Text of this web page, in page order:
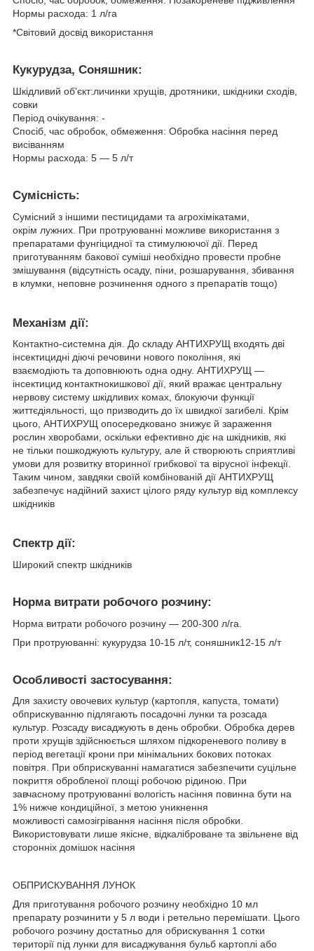
Нормы расхода: 1 л/га
*Свiтовий досвiд використання
Кукурудза, Соняшник:
Шкiдливий об'єкт:личинки хрущів, дротяники, шкідники сходів,
совки
Період очікування: -
Спосіб, час обробок, обмеження: Обробка насіння перед
висіванням
Нормы расхода: 5 — 5 л/т
Сумісність:
Сумісний з іншими пестицидами та агрохімікатами,
окрім лужних. При протруюванні можливе використання з
препаратами фунгіцидної та стимулюючої дії. Перед
приготуванням бакової суміші необхідно провести пробне
змішування (відсутність осаду, піни, розшарування, збивання
в клумки, неповне розчинення одного з препаратів тощо)
Механiзм дії:
Контактно-системна дія. До складу АНТИХРУЩ входять дві
інсектицидні діючі речовини нового покоління, які
взаємодіють та доповнюють одна одну. АНТИХРУЩ —
інсектицид контактнокишкової дії, який вражає центральну
нервову систему шкідливих комах, блокуючи функції
життєдіяльності, що призводить до їх швидкої загибелі. Крім
цього, АНТИХРУЩ опосередковано знижує й зараження
рослин хворобами, оскільки ефективно діє на шкідників, які
не тільки пошкоджують культуру, але й створюють сприятливі
умови для розвитку вторинної грибкової та вірусної інфекції.
Таким чином, завдяки своїй комбінованій дії АНТИХРУЩ
забезпечує надійний захист цілого ряду культур від комплексу
шкідників
Спектр дії:
Широкий спектр шкідників
Норма витрати робочого розчину:
Норма витрати робочого розчину — 200-300 л/га.
При протруюванні: кукурудза 10-15 л/т, соняшник12-15 л/т
Особливостi застосування:
Для захисту овочевих культур (картопля, капуста, томати)
обприскуванню підлягають посадочні лунки та розсада
культур. Розсаду висаджують в день обробки. Обробка дерев
проти хрущів здійснюється шляхом підкореневого поливу в
період вегетації крони при мінімальних бокових потоках
повітря. При обприскуванні намагатися забезпечити суцільне
покриття обробленої площі робочою рідиною. При
завчасному протруюванні вологість насіння повинна бути на
1% нижче кондиційної, з метою уникнення
можливості самозігрівання насіння після обробки.
Використовувати лише якісне, відкаліброване та звільнене від
сторонніх домішок насіння
ОБПРИСКУВАННЯ ЛУНОК
Для приготування робочого розчину необхідно 10 мл
препарату розчинити у 5 л води і ретельно перемішати. Цього
робочого розчину достатньо для обрискування 1 сотки
території під лунки для висаджування бульб картоплі або